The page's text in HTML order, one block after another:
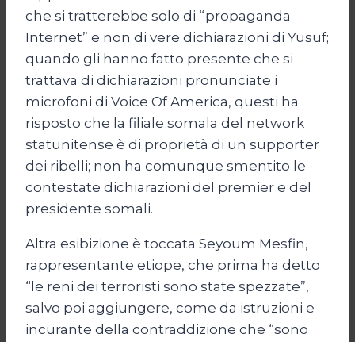
che si tratterebbe solo di “propaganda
Internet” e non di vere dichiarazioni di Yusuf;
quando gli hanno fatto presente che si
trattava di dichiarazioni pronunciate i
microfoni di Voice Of America, questi ha
risposto che la filiale somala del network
statunitense è di proprietà di un supporter
dei ribelli; non ha comunque smentito le
contestate dichiarazioni del premier e del
presidente somali.
Altra esibizione è toccata Seyoum Mesfin,
rappresentante etiope, che prima ha detto
“le reni dei terroristi sono state spezzate”,
salvo poi aggiungere, come da istruzioni e
incurante della contraddizione che “sono